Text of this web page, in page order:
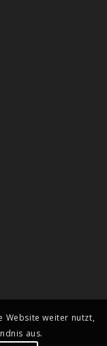
Website weiter nutzt,
aus.